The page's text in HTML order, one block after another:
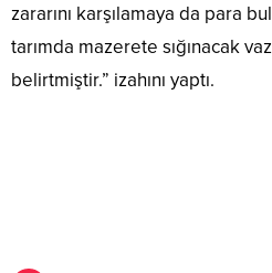
zararını karşılamaya da para
tarımda mazerete sığınacak
belirtmiştir.” izahını yaptı.